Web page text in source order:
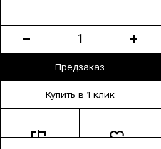
Предзаказ
Купить в 1 клик